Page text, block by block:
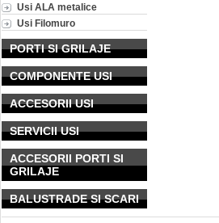
Usi ALA metalice
Usi Filomuro
PORTI SI GRILAJE
COMPONENTE USI
ACCESORII USI
SERVICII USI
ACCESORII PORTI SI
GRILAJE
BALUSTRADE SI SCARI